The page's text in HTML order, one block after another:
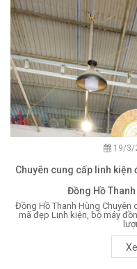
19/3/
Chuyên cung cấp linh
Đồng Hồ
Đồng Hồ Thanh Hùng Chuyên
mã đẹp Linh kiện, bộ máy